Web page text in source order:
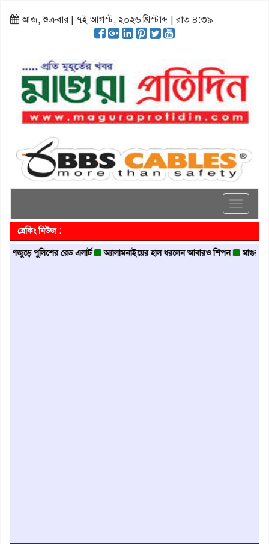
আজ, শুক্রবার | ৭ই আগস্ট, ২০২৬ খ্রিস্টাব্দ | রাত ৪:৩৯
Toggle
ব্রেকিং নিউজ :
রেড এলার্ট অ্যালামনাইয়ের হাল ধরলেন আবারও শিপন মাগুরায় জুলাই সনদ